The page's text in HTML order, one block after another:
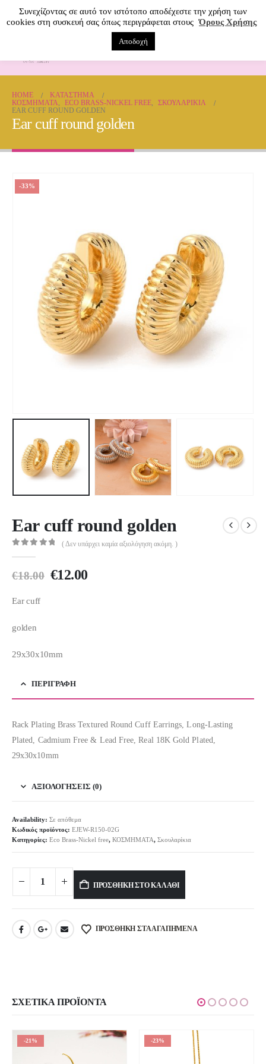
HOME
ΚΑΤΆΣΤΗΜΑ
ΚΟΣΜΗΜΑΤΑ, ECO BRASS-NICKEL FREE,
ΣΚΟΥΛΑΡΊΚΙΑ
EAR CUFF ROUND GOLDEN
Ear cuff round golden
-33%
Ear cuff round golden
( Δεν υπάρχει καμία αξιολόγηση ακόμη. )
€18.00 Original
€12.00Η
Ear cuff
golden
29x30x10mm
ΠΕΡΙΓΡΑΦΉ
Rack Plating Brass Textured Round Cuff Earrings, Long-Lasting
Plated, Cadmium Free & Lead Free, Real 18K Gold Plated,
29x30x10mm
ΑΞΙΟΛΟΓΉΣΕΙΣ (0)
Availability: Σε απόθεμα
Κωδικός προϊόντος: EJEW-R150-02G
Κατηγορίες: Eco Brass-Nickel free, ΚΟΣΜΗΜΑΤΑ, Σκουλαρίκια
ΠΡΟΣΘΉΚΗ ΣΤΟ ΚΑΛΆΘΙ
Alternative:
ΠΡΟΣΘΉΚΗ ΣΤΑ ΑΓΑΠΗΜΈΝΑ
ΣΧΕΤΙΚΆ ΠΡΟΪΌΝΤΑ
-21% -23%
Συνεχίζοντας σε αυτό τον ιστότοπο αποδέχεστε την χρήση των
cookies στη συσκευή σας όπως περιγράφεται στους Όρους Χρήσης
Αποδοχή